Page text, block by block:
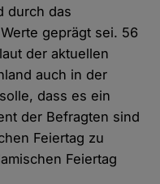
durch das
geprägt sei. 56
der aktuellen
auch in der
dass es ein
der Befragten sind
Feiertag zu
Feiertag